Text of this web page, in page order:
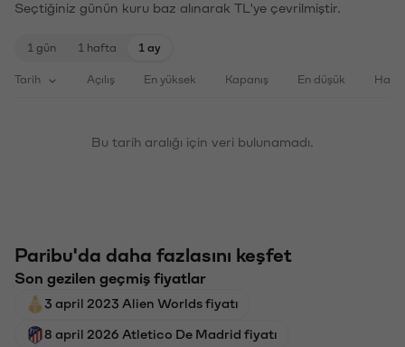
Seçtiğiniz günün kuru baz alınarak TL'ye çevrilmiştir.
1 gün 1 hafta 1 ay
Tarih Açılış En yüksek Kapanış En düşük
Bu tarih aralığı için veri bulunamadı.
Paribu'da daha fazlasını keşfet
Son gezilen geçmiş fiyatlar
3 april 2023 Alien Worlds fiyatı
8 april 2026 Atletico De Madrid fiyatı